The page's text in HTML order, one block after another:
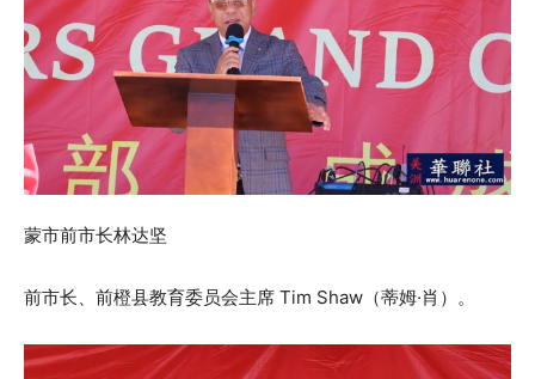
蒙市前市长林达坚
前市长、前橙县教育委员会主席 Tim Shaw（蒂姆·肖）。